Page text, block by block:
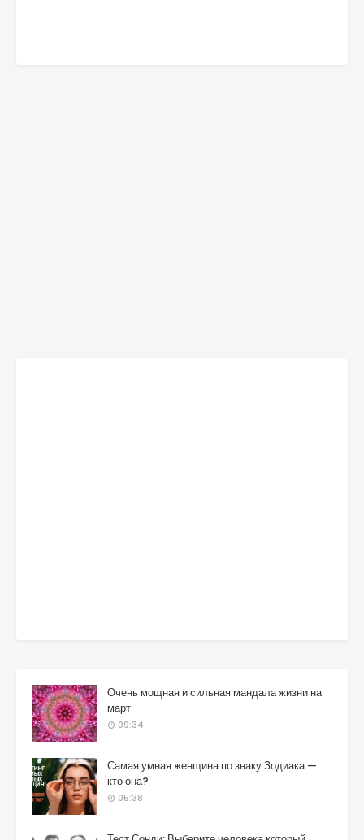
Очень мощная и сильная мандала жизни на
март
09:34
Самая умная женщина по знаку Зодиака —
кто она?
05:38